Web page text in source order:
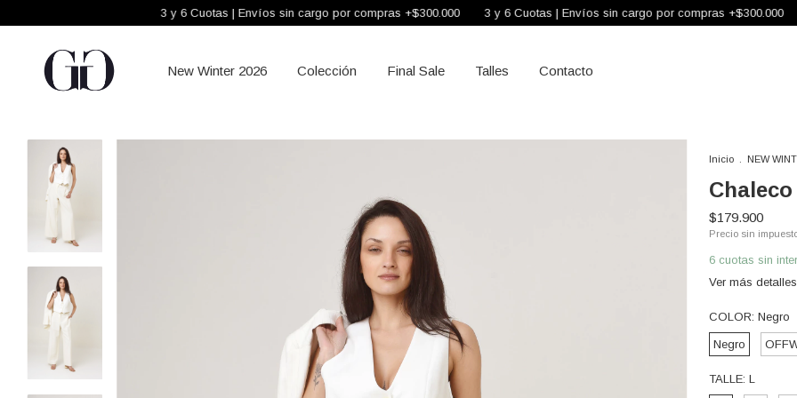
3 y 6 Cuotas | Envíos sin cargo por compras +$300.000 3 y 6 Cuotas | Envíos sin cargo por compras +$300.000 3 y 6
New Winter 2026 Colección Final Sale Talles Contacto
Inicio NEW
$179.900
Precio sin
6 cuotas sin
Ver más detalles
COLOR: Negro
Negro
TALLE: L